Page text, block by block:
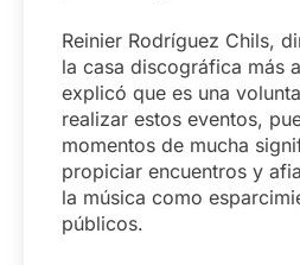
Reinier Rodríguez Chils,
la casa discográfica más
explicó que es una
realizar estos eventos,
momentos de mucha
propiciar encuentros y
la música como
públicos.